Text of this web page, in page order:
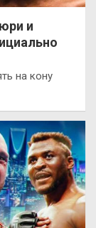
и
на кону